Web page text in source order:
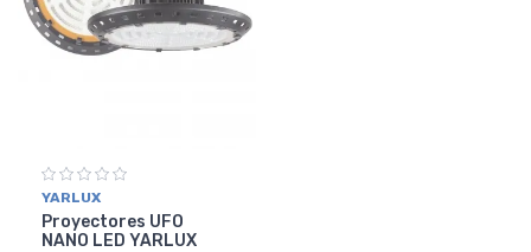
YARLUX
Proyectores UFO
NANO LED YARLUX